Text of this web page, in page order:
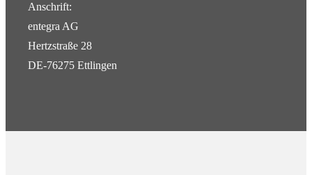
Anschrift:
entegra AG
Hertzstraße 28
DE-76275 Ettlingen